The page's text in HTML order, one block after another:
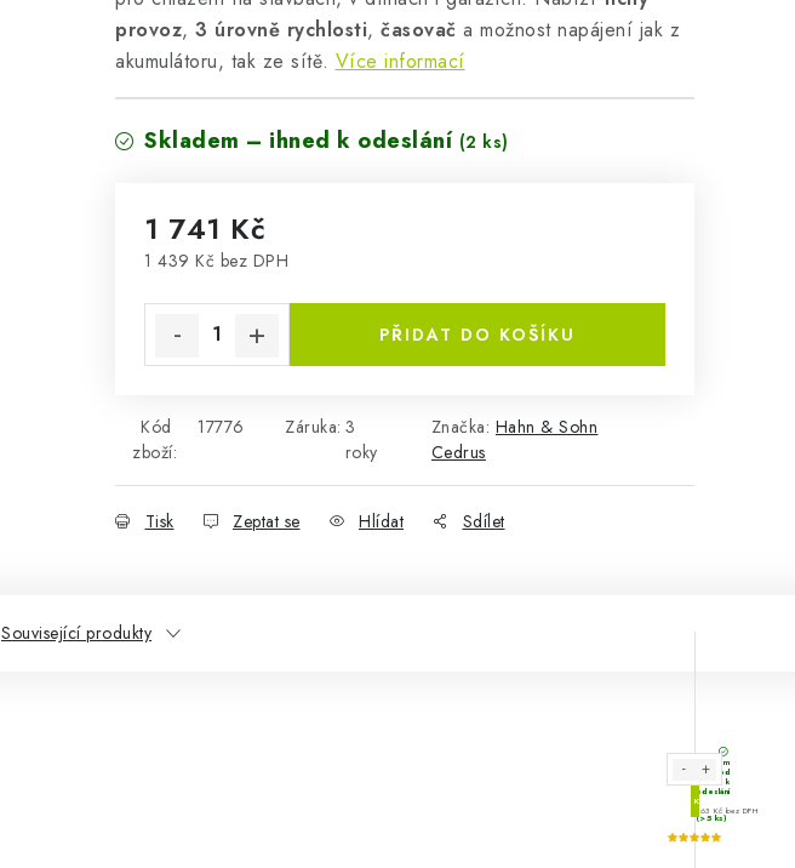
provoz, 3 úrovně rychlosti, časovač a možnost napájení jak z
akumulátoru, tak ze sítě. Více informací
Skladem – ihned k odeslání (2 ks)
1 741 Kč
1 439 Kč bez DPH
PŘIDAT DO KOŠÍKU
Kód
zboží:
17776 Záruka: 3
roky
Značka: Hahn & Sohn
Cedrus
Tisk Zeptat se Hlídat Sdílet
Související produkty